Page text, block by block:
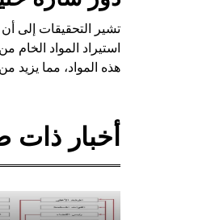
تشير التحقيقات إلى
استيراد المواد الخام
هذه المواد، مما يزيد
أخبار ذات